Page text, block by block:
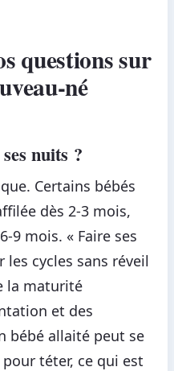
questions sur
né
nuits ?
Certains bébés
dès 2-3 mois,
9 mois. « Faire ses
cycles sans réveil
la maturité
et des
bébé allaité peut se
téter, ce qui est